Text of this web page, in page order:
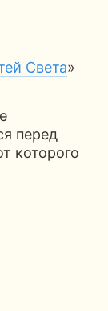
Света»
перед
которого